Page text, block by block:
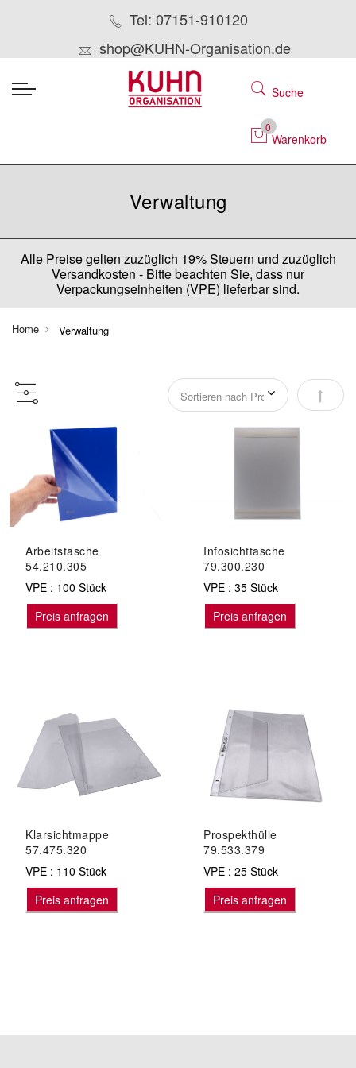
Tel: 07151-910120
shop@KUHN-Organisation.de
Suche
0
Warenkorb
Verwaltung
Alle Preise gelten zuzüglich 19% Steuern und zuzüglich
Versandkosten - Bitte beachten Sie, dass nur
Verpackungseinheiten (VPE) lieferbar sind.
Home Verwaltung
Arbeitstasche
54.210.305
VPE : 100 Stück
Preis anfragen
Infosichttasche
79.300.230
VPE : 35 Stück
Preis anfragen
Klarsichtmappe
57.475.320
VPE : 110 Stück
Preis anfragen
Prospekthülle
79.533.379
VPE : 25 Stück
Preis anfragen